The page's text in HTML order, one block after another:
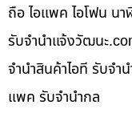
ถือ ไอแพค ไอโฟน น
รับจํานําแจ้งวัฒนะ
จำนำสินค้าไอที รับจำ
แพค รับจำนำกล